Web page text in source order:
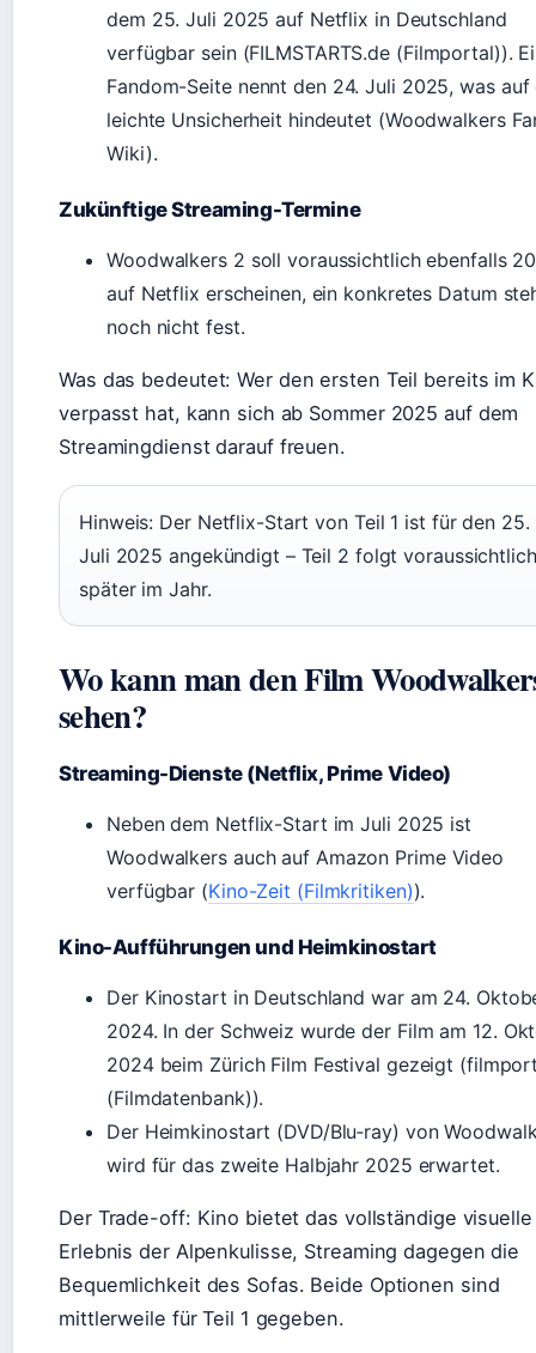
dem 25. Juli 2025 auf Netflix in Deutschland
verfügbar sein (FILMSTARTS.de (Filmportal)).
Fandom-Seite nennt den 24. Juli 2025, was auf
leichte Unsicherheit hindeutet (Woodwalkers
Wiki).
Zukünftige Streaming-Termine
Woodwalkers 2 soll voraussichtlich ebenfalls
auf Netflix erscheinen, ein konkretes Datum
noch nicht fest.
Was das bedeutet: Wer den ersten Teil bereits im
verpasst hat, kann sich ab Sommer 2025 auf dem
Streamingdienst darauf freuen.
Hinweis: Der Netflix-Start von Teil 1 ist für den 25.
Juli 2025 angekündigt – Teil 2 folgt voraussichtlich
später im Jahr.
Wo kann man den Film
sehen?
Streaming-Dienste (Netflix, Prime Video)
Neben dem Netflix-Start im Juli 2025 ist
Woodwalkers auch auf Amazon Prime Video
verfügbar (Kino-Zeit (Filmkritiken)).
Kino-Aufführungen und Heimkinostart
Der Kinostart in Deutschland war am 24.
2024. In der Schweiz wurde der Film am 12.
2024 beim Zürich Film Festival gezeigt
(Filmdatenbank)).
Der Heimkinostart (DVD/Blu‑ray) von
wird für das zweite Halbjahr 2025 erwartet.
Der Trade-off: Kino bietet das vollständige visuelle
Erlebnis der Alpenkulisse, Streaming dagegen die
Bequemlichkeit des Sofas. Beide Optionen sind
mittlerweile für Teil 1 gegeben.